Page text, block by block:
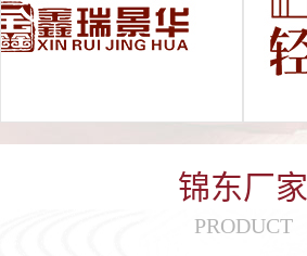
锦东厂家
PRODUCT